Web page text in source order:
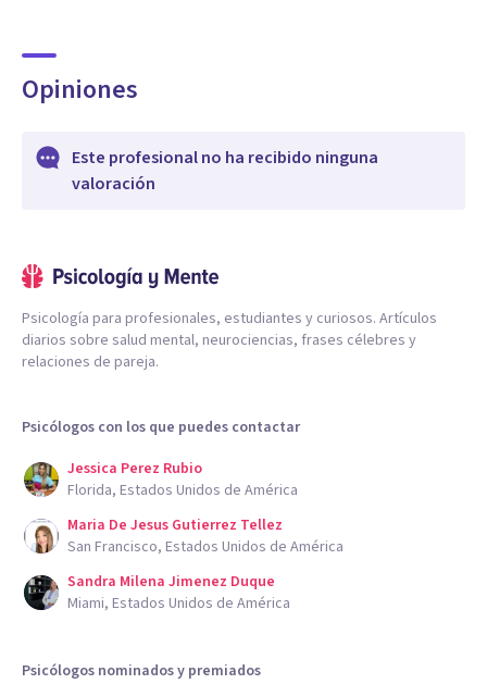
Opiniones
Este profesional no ha recibido ninguna
valoración
Psicología para profesionales, estudiantes y curiosos. Artículos
diarios sobre salud mental, neurociencias, frases célebres y
relaciones de pareja.
Psicólogos con los que puedes contactar
Jessica Perez Rubio
Florida, Estados Unidos de América
Maria De Jesus Gutierrez Tellez
San Francisco, Estados Unidos de América
Sandra Milena Jimenez Duque
Miami, Estados Unidos de América
Psicólogos nominados y premiados